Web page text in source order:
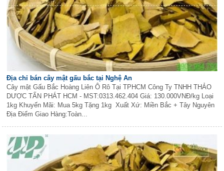
Địa chỉ bán cây mật gấu bắc tại Nghệ An
Cây mật Gấu Bắc Hoàng Liên Ô Rô Tại TPHCM Công Ty TNHH THẢO
DƯỢC TẤN PHÁT HCM - MST:0313.462.404 Giá: 130.000VNĐ/kg Loại
1kg Khuyến Mãi: Mua 5kg Tặng 1kg Xuất Xứ: Miền Bắc + Tây Nguyên
Địa Điểm Giao Hàng:Toàn...